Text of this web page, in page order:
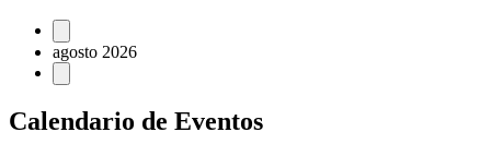
agosto 2026
Calendario de Eventos